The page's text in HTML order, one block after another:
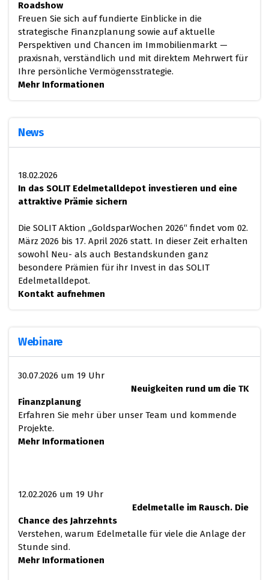
Roadshow
Freuen Sie sich auf fundierte Einblicke in die
strategische Finanzplanung sowie auf aktuelle
Perspektiven und Chancen im Immobilienmarkt —
praxisnah, verständlich und mit direktem Mehrwert für
Ihre persönliche Vermögensstrategie.
Mehr Informationen
News
18.02.2026
In das SOLIT Edelmetalldepot investieren und eine
attraktive Prämie sichern
Die SOLIT Aktion „GoldsparWochen 2026“ findet vom 02.
März 2026 bis 17. April 2026 statt. In dieser Zeit erhalten
sowohl Neu- als auch Bestandskunden ganz
besondere Prämien für ihr Invest in das SOLIT
Edelmetalldepot.
Kontakt aufnehmen
Webinare
30.07.2026 um 19 Uhr
Neuigkeiten rund um die TK
Finanzplanung
Erfahren Sie mehr über unser Team und kommende
Projekte.
Mehr Informationen
12.02.2026 um 19 Uhr
Edelmetalle im Rausch. Die
Chance des Jahrzehnts
Verstehen, warum Edelmetalle für viele die Anlage der
Stunde sind.
Mehr Informationen